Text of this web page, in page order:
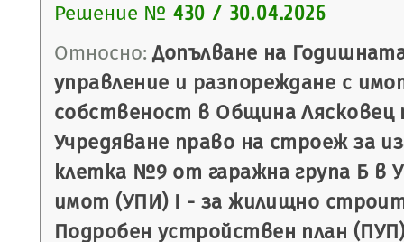
Решение № 430 / 30.04.2026
Относно: Допълване на
управление и разпореждане с
собственост в Община Лясковец
Учредяване право на строеж за
клетка №9 от гаражна група Б в
имот (УПИ) I - за жилищно
Подробен устройствен план